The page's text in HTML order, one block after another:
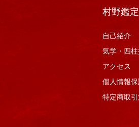
村野鑑
自己紹介
気学・四
アクセス
個人情報
特定商取